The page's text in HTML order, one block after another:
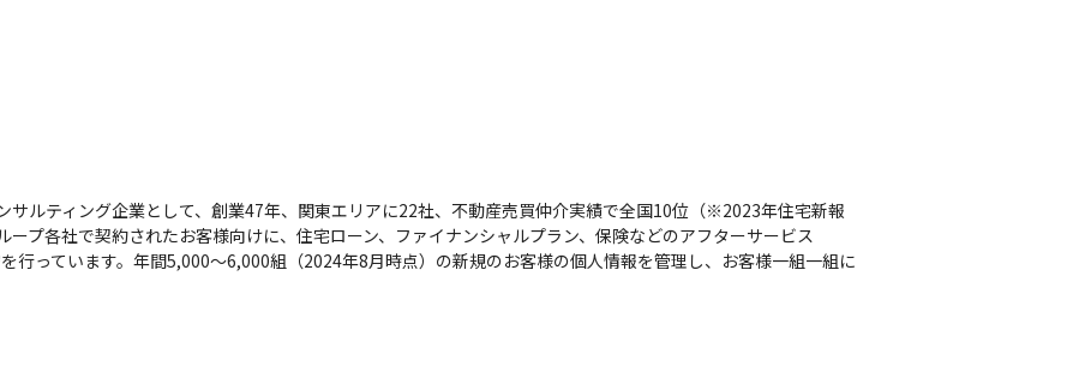
サルティング企業として、創業47年、関東エリアに22社、不動産売買仲介実績で全国10位（※2023年住宅新報
ープ各社で契約されたお客様向けに、住宅ローン、ファイナンシャルプラン、保険などのアフターサービス
を行っています。年間5,000～6,000組（2024年8月時点）の新規のお客様の個人情報を管理し、お客様一組一組に